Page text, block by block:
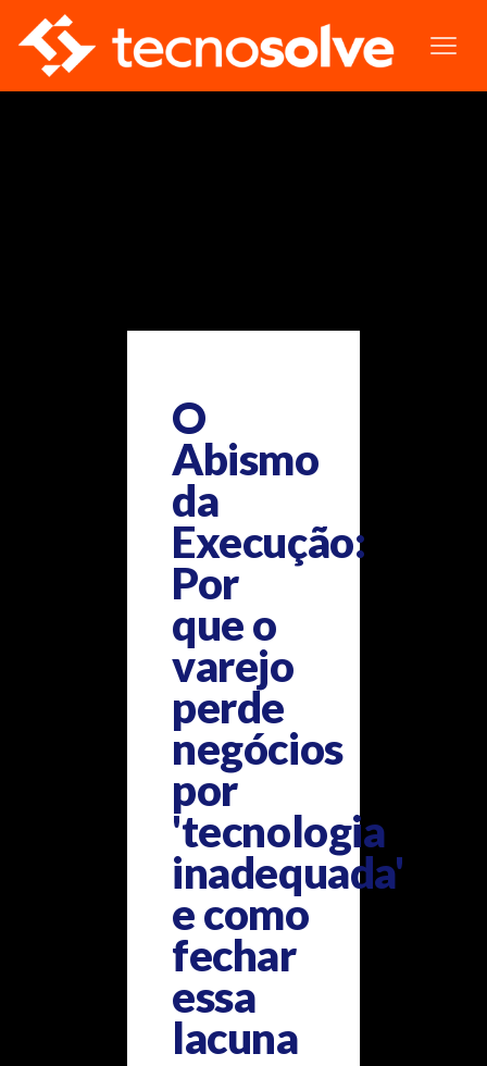
O
Abismo
da
Execução:
Por
que o
varejo
perde
negócios
por
'tecnologia
inadequada'
e como
fechar
essa
lacuna